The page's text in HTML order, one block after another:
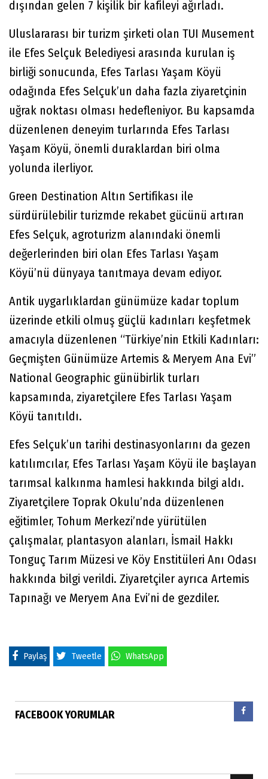
dışından gelen 7 kişilik bir kafileyi ağırladı.
Uluslararası bir turizm şirketi olan TUI Musement
ile Efes Selçuk Belediyesi arasında kurulan iş
birliği sonucunda, Efes Tarlası Yaşam Köyü
odağında Efes Selçuk’un daha fazla ziyaretçinin
uğrak noktası olması hedefleniyor. Bu kapsamda
düzenlenen deneyim turlarında Efes Tarlası
Yaşam Köyü, önemli duraklardan biri olma
yolunda ilerliyor.
Green Destination Altın Sertifikası ile
sürdürülebilir turizmde rekabet gücünü artıran
Efes Selçuk, agroturizm alanındaki önemli
değerlerinden biri olan Efes Tarlası Yaşam
Köyü’nü dünyaya tanıtmaya devam ediyor.
Antik uygarlıklardan günümüze kadar toplum
üzerinde etkili olmuş güçlü kadınları keşfetmek
amacıyla düzenlenen “Türkiye’nin Etkili Kadınları:
Geçmişten Günümüze Artemis & Meryem Ana Evi”
National Geographic günübirlik turları
kapsamında, ziyaretçilere Efes Tarlası Yaşam
Köyü tanıtıldı.
Efes Selçuk’un tarihi destinasyonlarını da gezen
katılımcılar, Efes Tarlası Yaşam Köyü ile başlayan
tarımsal kalkınma hamlesi hakkında bilgi aldı.
Ziyaretçilere Toprak Okulu’nda düzenlenen
eğitimler, Tohum Merkezi’nde yürütülen
çalışmalar, plantasyon alanları, İsmail Hakkı
Tonguç Tarım Müzesi ve Köy Enstitüleri Anı Odası
hakkında bilgi verildi. Ziyaretçiler ayrıca Artemis
Tapınağı ve Meryem Ana Evi’ni de gezdiler.
Paylaş Tweetle WhatsApp
FACEBOOK YORUMLAR